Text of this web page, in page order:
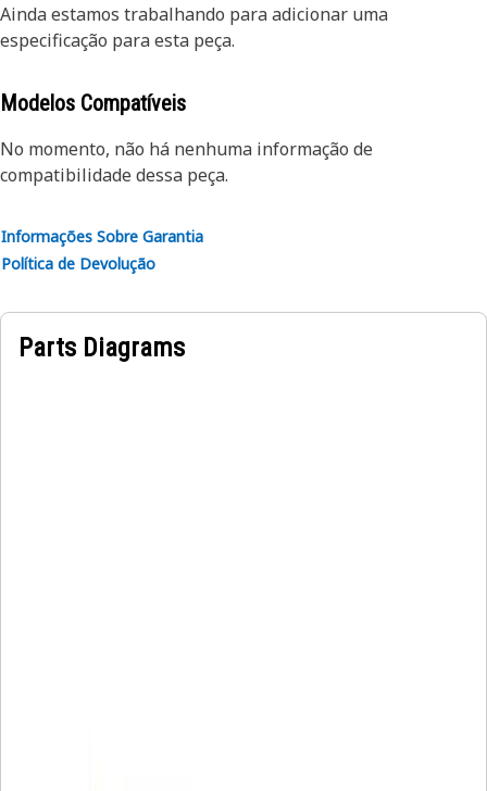
Ainda estamos trabalhando para adicionar uma
especificação para esta peça.
Modelos Compatíveis
No momento, não há nenhuma informação de
compatibilidade dessa peça.
Informações Sobre Garantia
Política de Devolução
Parts Diagrams